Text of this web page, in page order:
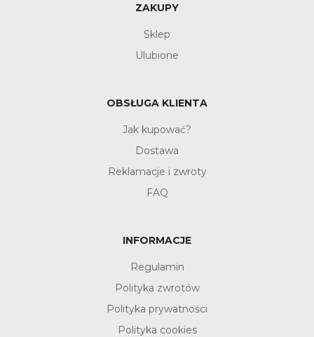
ZAKUPY
Sklep
Ulubione
OBSŁUGA KLIENTA
Jak kupować?
Dostawa
Reklamacje i zwroty
FAQ
INFORMACJE
Regulamin
Polityka zwrotów
Polityka prywatności
Polityka cookies